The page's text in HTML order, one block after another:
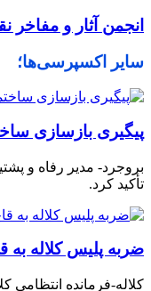
انجمن آثار و
سایر اکسپرسی‌ها؛
پیگیری بازسازی
بروجرد- مدیر رفاه و
تأکید کرد.
ضربه پلیس کلاله به قاچاقچیان
کلاله-فرمانده انتظامی کلاله از کشف ۲۳۰ کیلوگرم قارچ ترافل قاچاق به ارزش بیش از ۱۰ میلیارد ریال در این